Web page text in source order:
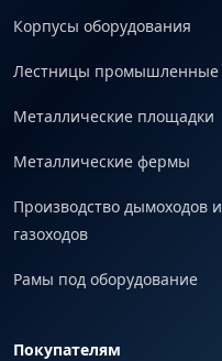
Корпусы оборудования
Лестницы промышленные
Металлические площадки
Металлические фермы
Производство дымоходов и
газоходов
Рамы под оборудование
Покупателям